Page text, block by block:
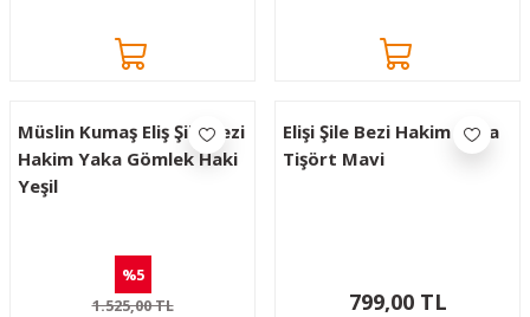
Müslin Kumaş Eliş Şile Bezi
Hakim Yaka Gömlek Haki
Yeşil
%5
1.525,00 TL
Elişi Şile Bezi Hakim Yaka
Tişört Mavi
799,00 TL